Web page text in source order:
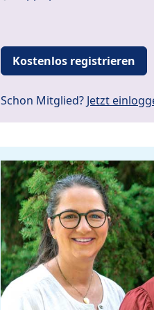
Kostenlos registrieren
Schon Mitglied? Jetzt